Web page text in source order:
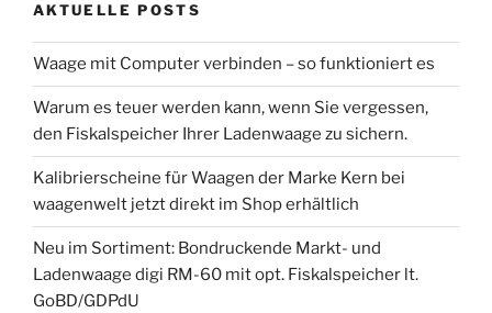
AKTUELLE POSTS
Waage mit Computer verbinden – so funktioniert es
Warum es teuer werden kann, wenn Sie vergessen,
den Fiskalspeicher Ihrer Ladenwaage zu sichern.
Kalibrierscheine für Waagen der Marke Kern bei
waagenwelt jetzt direkt im Shop erhältlich
Neu im Sortiment: Bondruckende Markt- und
Ladenwaage digi RM-60 mit opt. Fiskalspeicher lt.
GoBD/GDPdU